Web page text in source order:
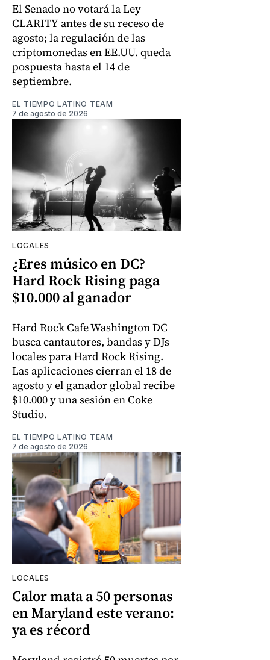
El Senado no votará la Ley
CLARITY antes de su receso de
agosto; la regulación de las
criptomonedas en EE.UU. queda
pospuesta hasta el 14 de
septiembre.
EL TIEMPO LATINO TEAM
7 de agosto de 2026
LOCALES
¿Eres músico en DC?
Hard Rock Rising paga
$10.000 al ganador
Hard Rock Cafe Washington DC
busca cantautores, bandas y DJs
locales para Hard Rock Rising.
Las aplicaciones cierran el 18 de
agosto y el ganador global recibe
$10.000 y una sesión en Coke
Studio.
EL TIEMPO LATINO TEAM
7 de agosto de 2026
LOCALES
Calor mata a 50 personas
en Maryland este verano:
ya es récord